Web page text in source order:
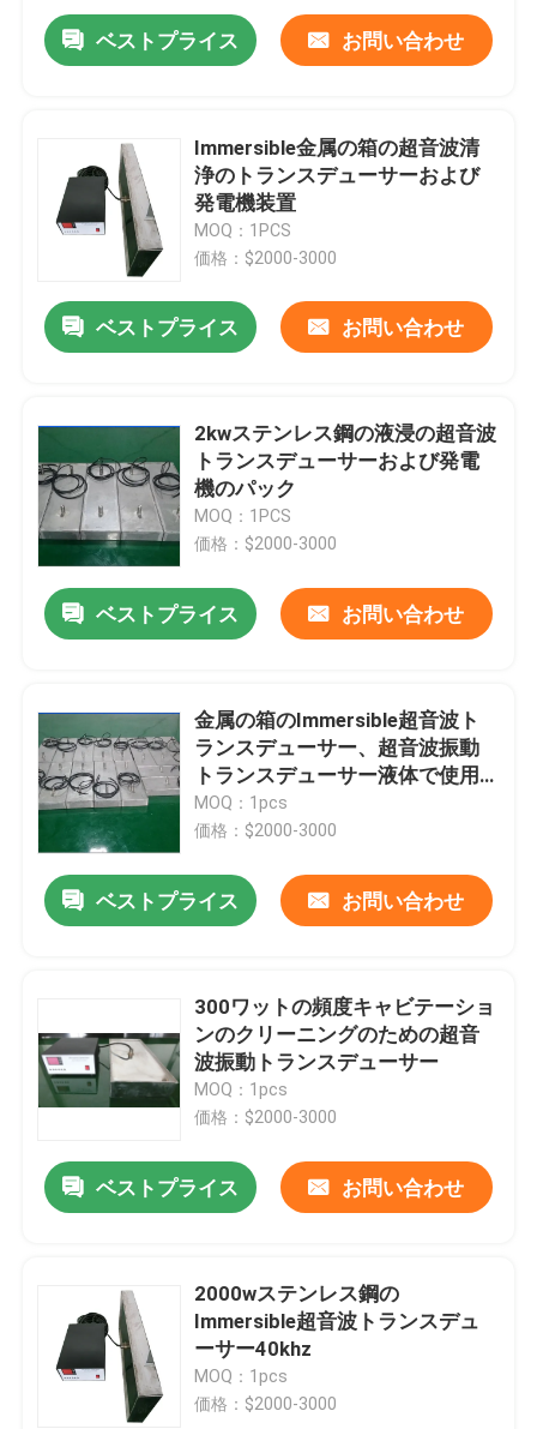
ベストプライス お問い合わせ
Immersible金属の箱の超音波清
浄のトランスデューサーおよび
発電機装置
MOQ：1PCS
価格：$2000-3000
ベストプライス お問い合わせ
2kwステンレス鋼の液浸の超音波
トランスデューサーおよび発電
機のパック
MOQ：1PCS
価格：$2000-3000
ベストプライス お問い合わせ
金属の箱のImmersible超音波ト
ランスデューサー、超音波振動
トランスデューサー液体で使用
します
MOQ：1pcs
価格：$2000-3000
ベストプライス お問い合わせ
300ワットの頻度キャビテーショ
ンのクリーニングのための超音
波振動トランスデューサー
MOQ：1pcs
価格：$2000-3000
ベストプライス お問い合わせ
2000wステンレス鋼の
Immersible超音波トランスデュ
ーサー40khz
MOQ：1pcs
価格：$2000-3000